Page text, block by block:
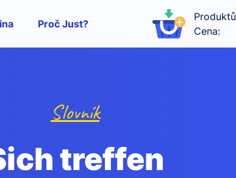
Proč Just?
Cena:
Slovník
treffen